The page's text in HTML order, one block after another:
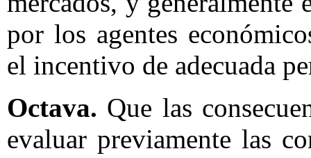
por los agentes
el incentivo de adecuada
Octava. Que las
evaluar previamente las